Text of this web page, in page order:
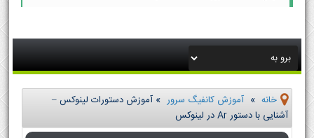
خانه » آموزش کانفیگ سرور »آموزش دستورات لینوکس –
آشنایی با دستور Ar در لینوکس